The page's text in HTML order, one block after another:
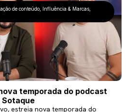
de conteúdo Influência & Marcas
temporada do podcast
Sotaque
estreia nova temporada do